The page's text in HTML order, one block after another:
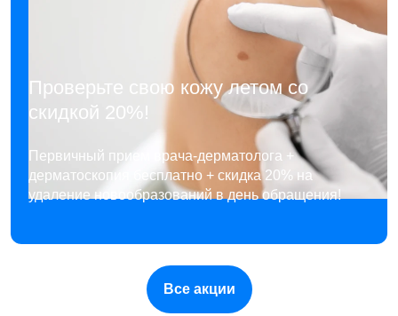
Проверьте свою кожу летом со
скидкой 20%!
Первичный прием врача-дерматолога +
дерматоскопия бесплатно + скидка 20% на
удаление новообразований в день обращения!
Все акции